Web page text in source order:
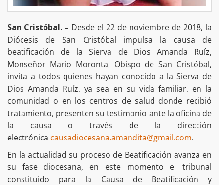
San Cristóbal. – Desde el 22 de noviembre de 2018, la
Diócesis de San Cristóbal impulsa la causa de
beatificación de la Sierva de Dios Amanda Ruíz,
Monseñor Mario Moronta, Obispo de San Cristóbal,
invita a todos quienes hayan conocido a la Sierva de
Dios Amanda Ruíz, ya sea en su vida familiar, en la
comunidad o en los centros de salud donde recibió
tratamiento, presenten su testimonio ante la oficina de
la causa o través de la dirección
electrónica causadiocesana.amandita@gmail.com.
En la actualidad su proceso de Beatificación avanza en
su fase diocesana, en este momento el tribunal
constituido para la Causa de Beatificación y